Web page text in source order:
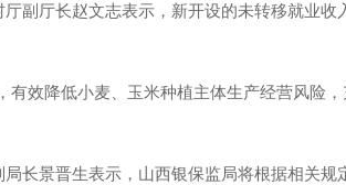
厅长赵文志表示，新开设的未转移就业收
效降低小麦、玉米种植主体生产经营风险，
景晋生表示，山西银保监局将根据相关规